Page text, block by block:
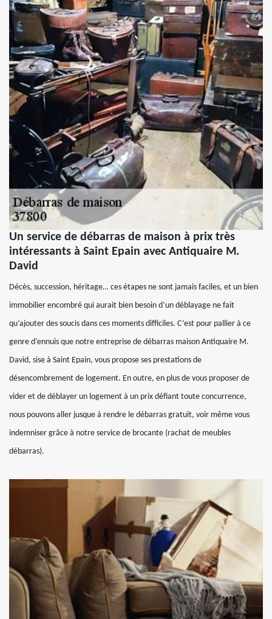
Un service de débarras de maison à prix très
intéressants à Saint Epain avec Antiquaire M.
David
Décès, succession, héritage… ces étapes ne sont jamais faciles, et un bien
immobilier encombré qui aurait bien besoin d’un déblayage ne fait
qu’ajouter des soucis dans ces moments difficiles. C’est pour pallier à ce
genre d’ennuis que notre entreprise de débarras maison Antiquaire M.
David, sise à Saint Epain, vous propose ses prestations de
désencombrement de logement. En outre, en plus de vous proposer de
vider et de déblayer un logement à un prix défiant toute concurrence,
nous pouvons aller jusque à rendre le débarras gratuit, voir même vous
indemniser grâce à notre service de brocante (rachat de meubles
débarras).